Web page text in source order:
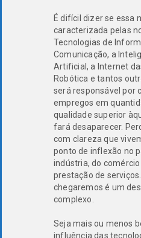
É difícil dizer se essa
caracterizada pelas
Tecnologias de
Comunicação, a
Artificial, a Internet
Robótica e tantos
será responsável por
empregos em
qualidade superior
fará desaparecer.
com clareza que
ponto de inflexão no
indústria, do comércio
prestação de
chegaremos é um
complexo.
Seja mais ou menos
influência das